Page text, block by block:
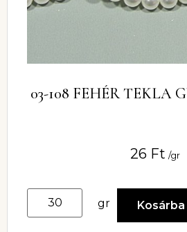
03-108 FEHÉR TEKLA
26 Ft /gr
gr